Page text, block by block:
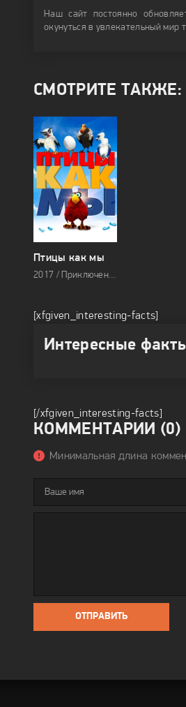
Наш сайт постоянно
окунуться в увлекательный мир
СМОТРИТЕ ТАКЖЕ:
Птицы как мы
2017 / Приключения / Ужасы / Семейные
[xfgiven_interesting-facts]
Интересные
[/xfgiven_interesting-facts]
КОММЕНТАРИИ (0)
Минимальная длина
ОТПРАВИТЬ